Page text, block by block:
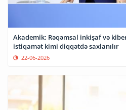
Akademik: Rəqəmsal inkişaf və
istiqamət kimi diqqətdə saxlanılır
22-06-2026